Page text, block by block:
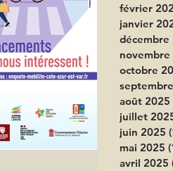
février
janvier
décembre
novembre
octobre
août 2025
juillet
juin 2025
mai 2025
avril 2025